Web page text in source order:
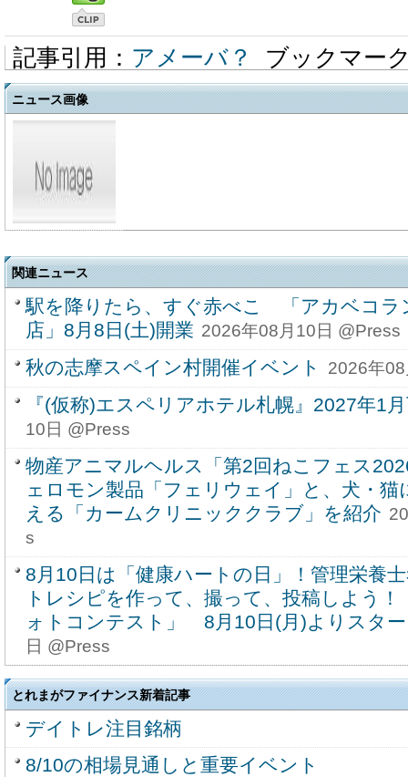
記事引用： アメーバ？ ブックマー
ニュース画像
関連ニュース
駅を降りたら、すぐ赤べこ 「アカベコラ
店」8月8日(土)開業 2026年08月10日 @Press
秋の志摩スペイン村開催イベント 2026年
『(仮称)エスペリアホテル札幌』2027年1
10日 @Press
物産アニマルヘルス「第2回ねこフェス
ェロモン製品「フェリウェイ」と、犬・
える「カームクリニッククラブ」を紹介
s
8月10日は「健康ハートの日」！管理栄養
トレシピを作って、撮って、投稿しよう
ォトコンテスト」 8月10日(月)よりスタ
日 @Press
とれまがファイナンス新着記事
デイトレ注目銘柄
8/10の相場見通しと重要イベント